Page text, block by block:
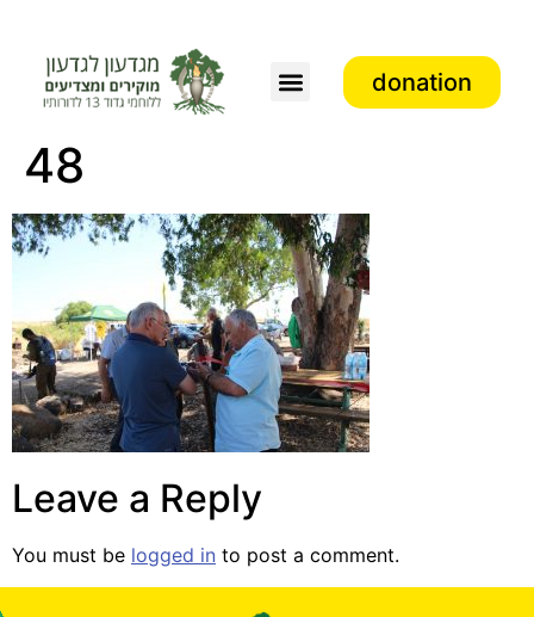
donation
48
Leave a Reply
You must be logged in to post a comment.